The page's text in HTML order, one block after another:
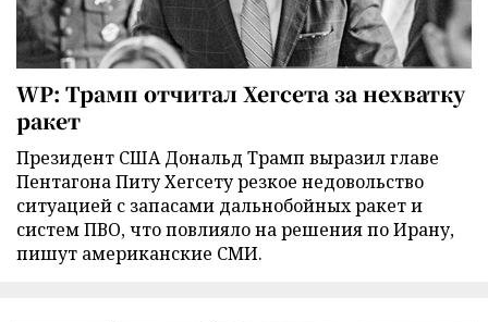
WP: Трамп отчитал Хегсета за нехватку
ракет
Президент США Дональд Трамп выразил главе
Пентагона Питу Хегсету резкое недовольство
ситуацией с запасами дальнобойных ракет и
систем ПВО, что повлияло на решения по Ирану,
пишут американские СМИ.